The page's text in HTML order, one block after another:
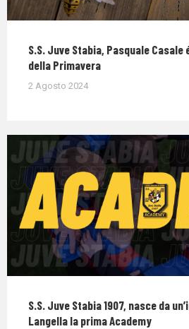
S.S. Juve Stabia, Pasquale
della Primavera
2 Agosto 2024
S.S. Juve Stabia 1907, nasce da
Langella la prima Academy